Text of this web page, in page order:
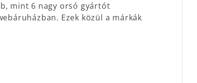
mint 6 nagy orsó gyártót
Ezek közül a márkák